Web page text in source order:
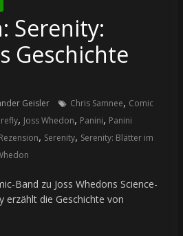
Serenity:
Geschichte
Geisler Chris Samnee, Comic
, Joss Whedon, Panini, Panini
Rezension, Serenity, Serenity: Blätter im
Band zu Joss Whedons Science-
erzählt die Geschichte von